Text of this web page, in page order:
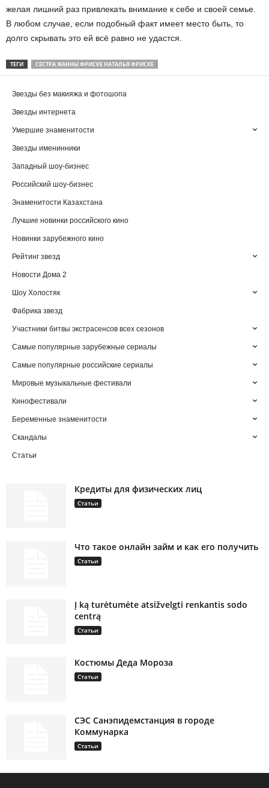
желая лишний раз привлекать внимание к себе и своей семье.
В любом случае, если подобный факт имеет место быть, то
долго скрывать это ей всё равно не удастся.
ТЕГИ СЕСТРА ЖАННЫ ФРИСКЕ НАТАЛЬЯ ФРИСКЕ
Звезды без макияжа и фотошопа
Звезды интернета
Умершие знаменитости
Звезды именинники
Западный шоу-бизнес
Российский шоу-бизнес
Знаменитости Казахстана
Лучшие новинки российского кино
Новинки зарубежного кино
Рейтинг звезд
Новости Дома 2
Шоу Холостяк
Фабрика звезд
Участники битвы экстрасенсов всех сезонов
Самые популярные зарубежные сериалы
Самые популярные российские сериалы
Мировые музыкальные фестивали
Кинофестивали
Беременные знаменитости
Скандалы
Статьи
Кредиты для физических лиц
Статьи
Что такое онлайн займ и как его получить
Статьи
Į ką turėtumėte atsižvelgti renkantis sodo
centrą
Статьи
Костюмы Деда Мороза
Статьи
СЭС Санэпидемстанция в городе
Коммунарка
Статьи